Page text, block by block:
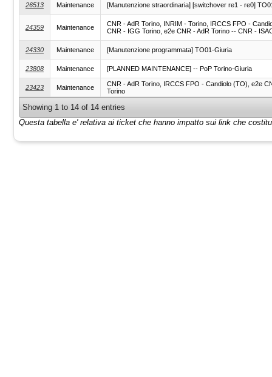
26513 Maintenance [Manutenzione straordinaria] [switchover re1 - re0]
24359 Maintenance
CNR - AdR Torino, INRIM - Torino, IRCCS FPO -
CNR - IGG Torino, e2e CNR - AdR Torino -- CNR -
24330 Maintenance [Manutenzione programmata] TO01-Giuria
23808 Maintenance [PLANNED MAINTENANCE] -- PoP Torino-Giuria
23423 Maintenance
CNR - AdR Torino, IRCCS FPO - Candiolo (TO), e2e
Torino
Showing 1 to 14 of 14 entries
Questa tabella e' relativa ai ticket che hanno impatto sui link che